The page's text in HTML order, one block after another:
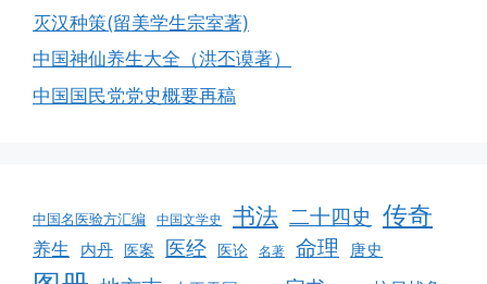
灭汉种策(留美学生宗室著)
中国神仙养生大全（洪丕谟著）
中国国民党党史概要再稿
中国名医验方汇编 中国文学史 书法 二十四史 传奇
养生 内丹 医案 医经 医论 名著 命理 唐史